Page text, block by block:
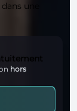
une
hors